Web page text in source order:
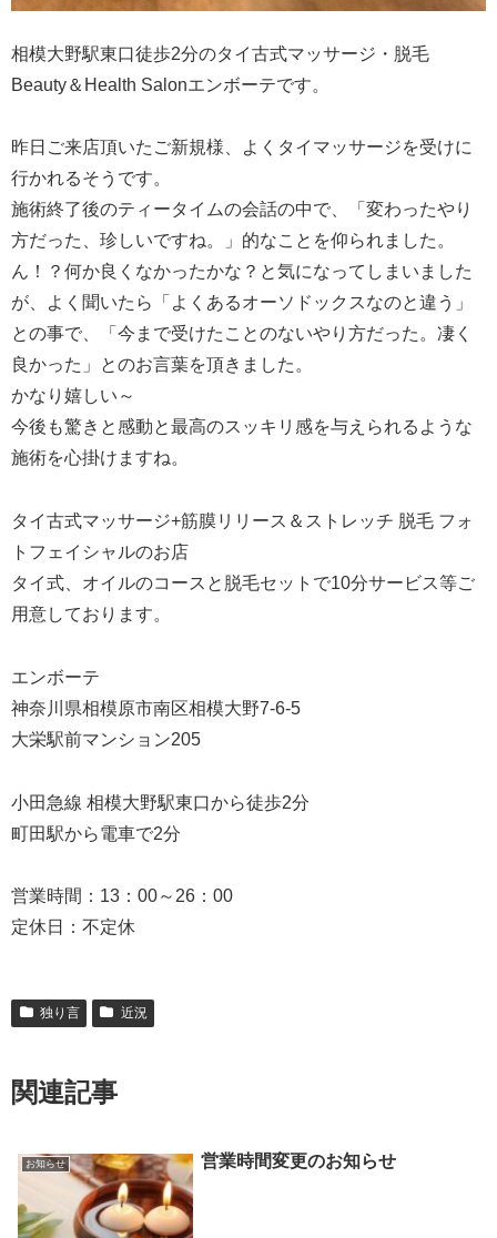
相模大野駅東口徒歩2分のタイ古式マッサージ・脱毛
Beauty＆Health Salonエンボーテです。
昨日ご来店頂いたご新規様、よくタイマッサージを受けに
行かれるそうです。
施術終了後のティータイムの会話の中で、「変わったやり
方だった、珍しいですね。」的なことを仰られました。
ん！？何か良くなかったかな？と気になってしまいました
が、よく聞いたら「よくあるオーソドックスなのと違う」
との事で、「今まで受けたことのないやり方だった。凄く
良かった」とのお言葉を頂きました。
かなり嬉しい～
今後も驚きと感動と最高のスッキリ感を与えられるような
施術を心掛けますね。
タイ古式マッサージ+筋膜リリース＆ストレッチ 脱毛 フォ
トフェイシャルのお店
タイ式、オイルのコースと脱毛セットで10分サービス等ご
用意しております。
エンボーテ
神奈川県相模原市南区相模大野7-6-5
大栄駅前マンション205
小田急線 相模大野駅東口から徒歩2分
町田駅から電車で2分
営業時間：13：00～26：00
定休日：不定休
独り言 近況
関連記事
お知らせ 営業時間変更のお知らせ